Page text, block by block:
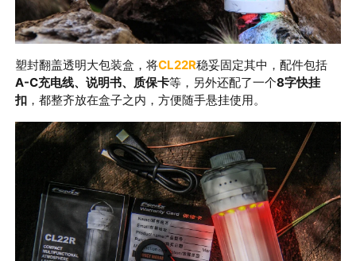
塑封翻盖透明大包装盒，将CL22R稳妥固定其中，配件包括
A-C充电线、说明书、质保卡等，另外还配了一个8字快挂
扣 ，都整齐放在盒子之内，方便随手悬挂使用。